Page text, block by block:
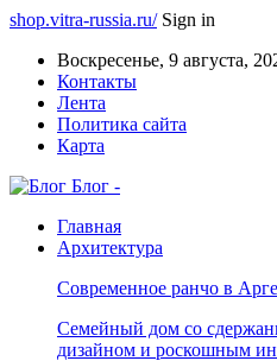
shop.vitra-russia.ru/ Sign in
Воскресенье, 9 августа,
Контакты
Лента
Политика сайта
Карта
Блог -
Главная
Архитектура
Современное ранчо в
Семейный дом со
дизайном и роскошным